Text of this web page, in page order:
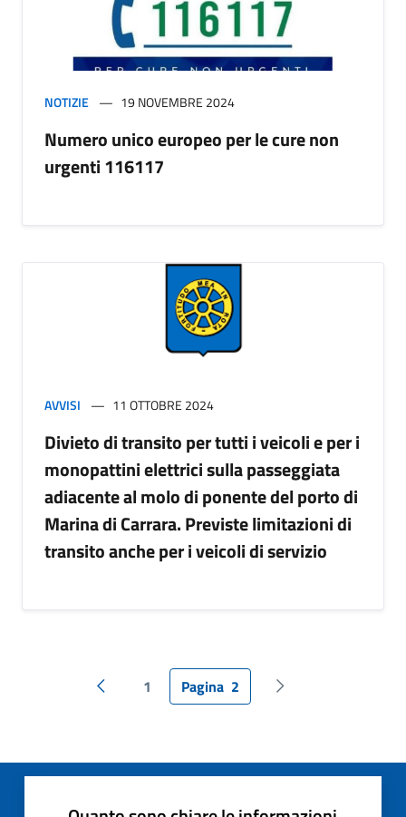
NOTIZIE 19 NOVEMBRE 2024
Numero unico europeo per le cure non
urgenti 116117
AVVISI 11 OTTOBRE 2024
Divieto di transito per tutti i veicoli e per i
monopattini elettrici sulla passeggiata
adiacente al molo di ponente del porto di
Marina di Carrara. Previste limitazioni di
transito anche per i veicoli di servizio
Pagina precedente
1 Pagina 2 Pagina successiva